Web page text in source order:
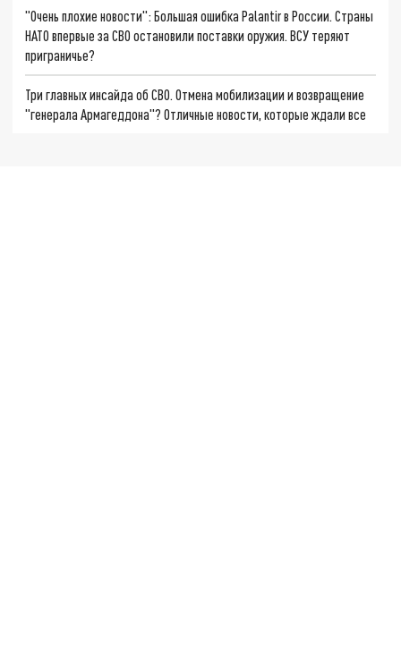
"Очень плохие новости": Большая ошибка Palantir в России. Страны
НАТО впервые за СВО остановили поставки оружия. ВСУ теряют
приграничье?
Три главных инсайда об СВО. Отмена мобилизации и возвращение
"генерала Армагеддона"? Отличные новости, которые ждали все